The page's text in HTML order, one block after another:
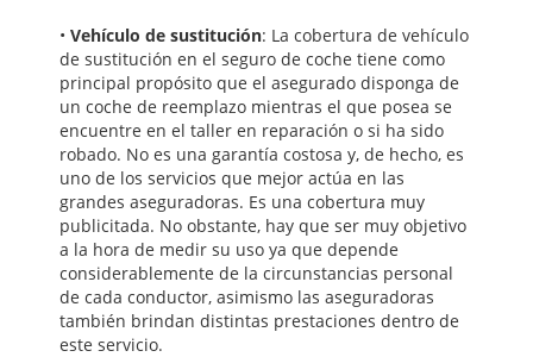
• Vehículo de sustitución: La cobertura de vehículo
de sustitución en el seguro de coche tiene como
principal propósito que el asegurado disponga de
un coche de reemplazo mientras el que posea se
encuentre en el taller en reparación o si ha sido
robado. No es una garantía costosa y, de hecho, es
uno de los servicios que mejor actúa en las
grandes aseguradoras. Es una cobertura muy
publicitada. No obstante, hay que ser muy objetivo
a la hora de medir su uso ya que depende
considerablemente de la circunstancias personal
de cada conductor, asimismo las aseguradoras
también brindan distintas prestaciones dentro de
este servicio.